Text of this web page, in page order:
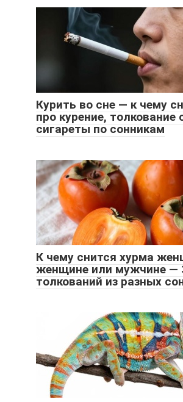
Курить во сне — к чему
про курение, толкование
сигареты по сонникам
К чему снится хурма
женщине или мужчине —
толкований из разных